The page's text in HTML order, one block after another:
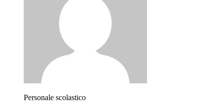
Personale scolastico